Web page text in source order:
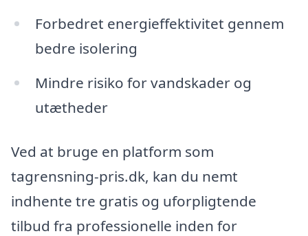
Forbedret energieffektivitet gennem
bedre isolering
Mindre risiko for vandskader og
utætheder
Ved at bruge en platform som
tagrensning-pris.dk, kan du nemt
indhente tre gratis og uforpligtende
tilbud fra professionelle inden for